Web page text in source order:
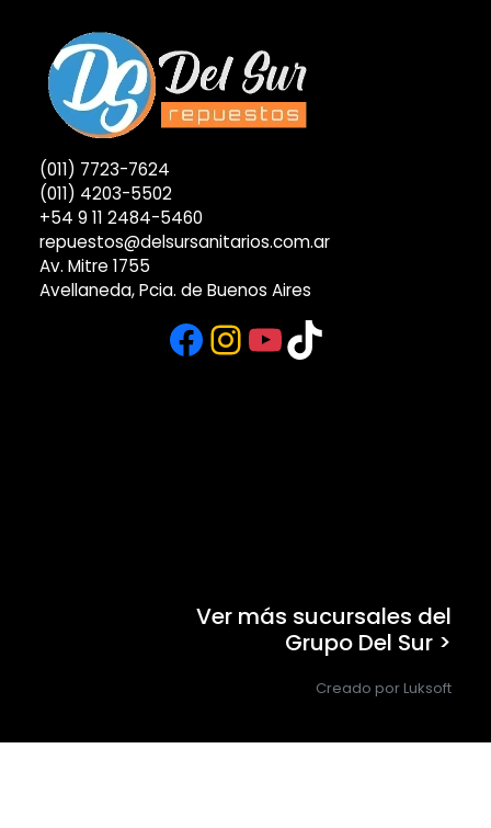
(011) 7723-7624
(011) 4203-5502
+54 9 11 2484-5460
repuestos@delsursanitarios.com.ar
Av. Mitre 1755
Avellaneda, Pcia. de Buenos Aires
Facebook
Instagram
YouTube
TikTok
Ver más sucursales del
Grupo Del Sur >
Creado por Luksoft